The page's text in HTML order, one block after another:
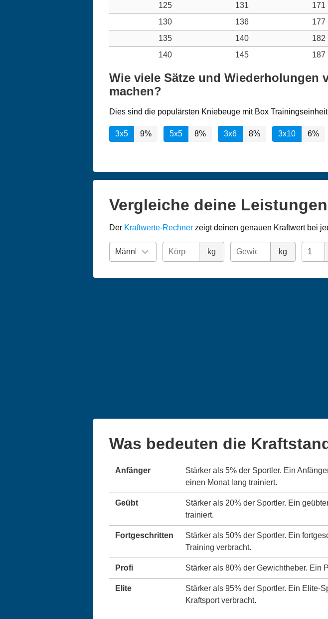
125
131 171
130
136 177
135
140 182
140
145 187
Wie viele Sätze und
machen?
Dies sind die populärsten Kniebeuge mit Box
3x5 9% 5x5 8% 3x6 8% 3x10 6%
Vergleiche deine
Der Kraftwerte-Rechner zeigt deinen genauen Kraftwert bei
kg kg
Was bedeuten die
Anfänger
Stärker als 5% der Sportler. Ein
einen Monat lang trainiert.
Geübt
Stärker als 20% der Sportler. Ein
trainiert.
Fortgeschritten
Stärker als 50% der Sportler. Ein
Training verbracht.
Profi Stärker als 80% der Gewichtheber. Ein
Elite
Stärker als 95% der Sportler. Ein Elite-
Kraftsport verbracht.